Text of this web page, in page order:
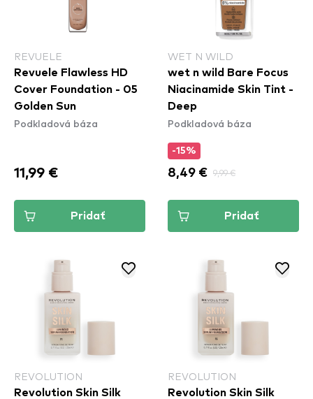
REVUELE
Revuele Flawless HD
Cover Foundation - 05
Golden Sun
Podkladová báza
11,99 €
Pridať
WET N WILD
wet n wild Bare Focus
Niacinamide Skin Tint -
Deep
Podkladová báza
-15%
8,49 € 9,99 €
Pridať
REVOLUTION
Revolution Skin Silk
REVOLUTION
Revolution Skin Silk